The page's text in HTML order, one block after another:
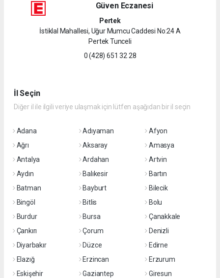
Güven Eczanesi
Pertek
İstiklal Mahallesi, Uğur Mumcu Caddesi No:24 A
Pertek Tunceli
0 (428) 651 32 28
İl Seçin
Diğer il ile ilgili veriye ulaşmak için lütfen aşağıdan bir il seçin
Adana Adıyaman
Afyon
Ağrı
Aksaray
Amasya
Antalya
Ardahan
Artvin
Aydın
Balıkesir
Bartın
Batman
Bayburt
Bilecik
Bingöl
Bitlis
Bolu
Burdur
Bursa
Çanakkale
Çankırı
Çorum
Denizli
Diyarbakır
Düzce
Edirne
Elazığ
Erzincan
Erzurum
Eskişehir
Gaziantep
Giresun